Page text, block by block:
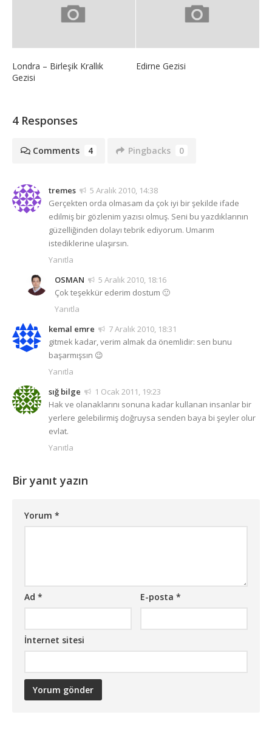
Londra – Birleşik Krallık
Gezisi
Edirne Gezisi
4 Responses
Comments 4 Pingbacks 0
tremes
5 Aralık 2010, 14:38
Gerçekten orda olmasam da çok iyi bir şekilde ifade
edilmiş bir gözlenim yazısı olmuş. Seni bu yazdıklarının
güzelliğinden dolayı tebrik ediyorum. Umarım
istediklerine ulaşırsın.
Yanıtla
OSMAN
5 Aralık 2010, 18:16
Çok teşekkür ederim dostum 🙂
Yanıtla
kemal emre
7 Aralık 2010, 18:31
gitmek kadar, verim almak da önemlidir: sen bunu
başarmışsın 😉
Yanıtla
sığ bilge
1 Ocak 2011, 19:23
Hak ve olanaklarını sonuna kadar kullanan insanlar bir
yerlere gelebilirmiş doğruysa senden baya bi şeyler olur
evlat.
Yanıtla
Bir yanıt yazın
Yorum *
Ad * E-posta*
İnternet sitesi